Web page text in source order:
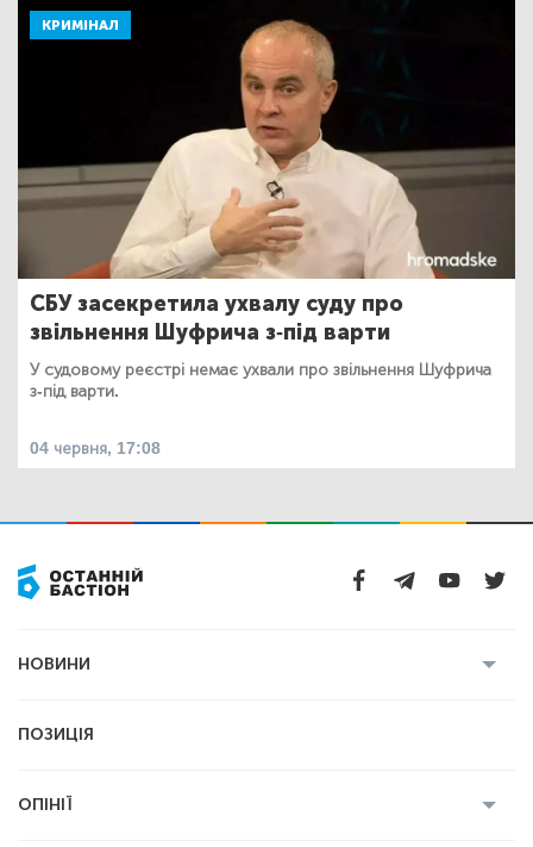
КРИМІНАЛ
СБУ засекретила ухвалу суду про
звільнення Шуфрича з-під варти
У судовому реєстрі немає ухвали про звільнення Шуфрича
з-під варти.
04 червня, 17:08
НОВИНИ
Економіка
ПОЗИЦІЯ
ОПІНІЇ